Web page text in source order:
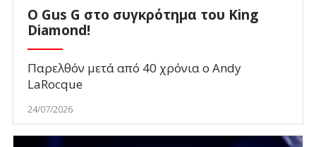
O Gus G στο συγκρότημα του King
Diamond!
Παρελθόν μετά από 40 χρόνια ο Andy
LaRocque
24/07/2026